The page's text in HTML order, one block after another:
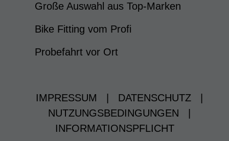
Große Auswahl aus Top-Marken
Bike Fitting vom Profi
Probefahrt vor Ort
IMPRESSUM DATENSCHUTZ
NUTZUNGSBEDINGUNGEN
INFORMATIONSPFLICHT